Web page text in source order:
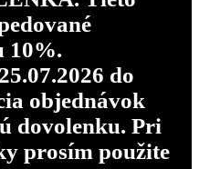
10%.
do
objednávok
dovolenku. Pri
prosím použite